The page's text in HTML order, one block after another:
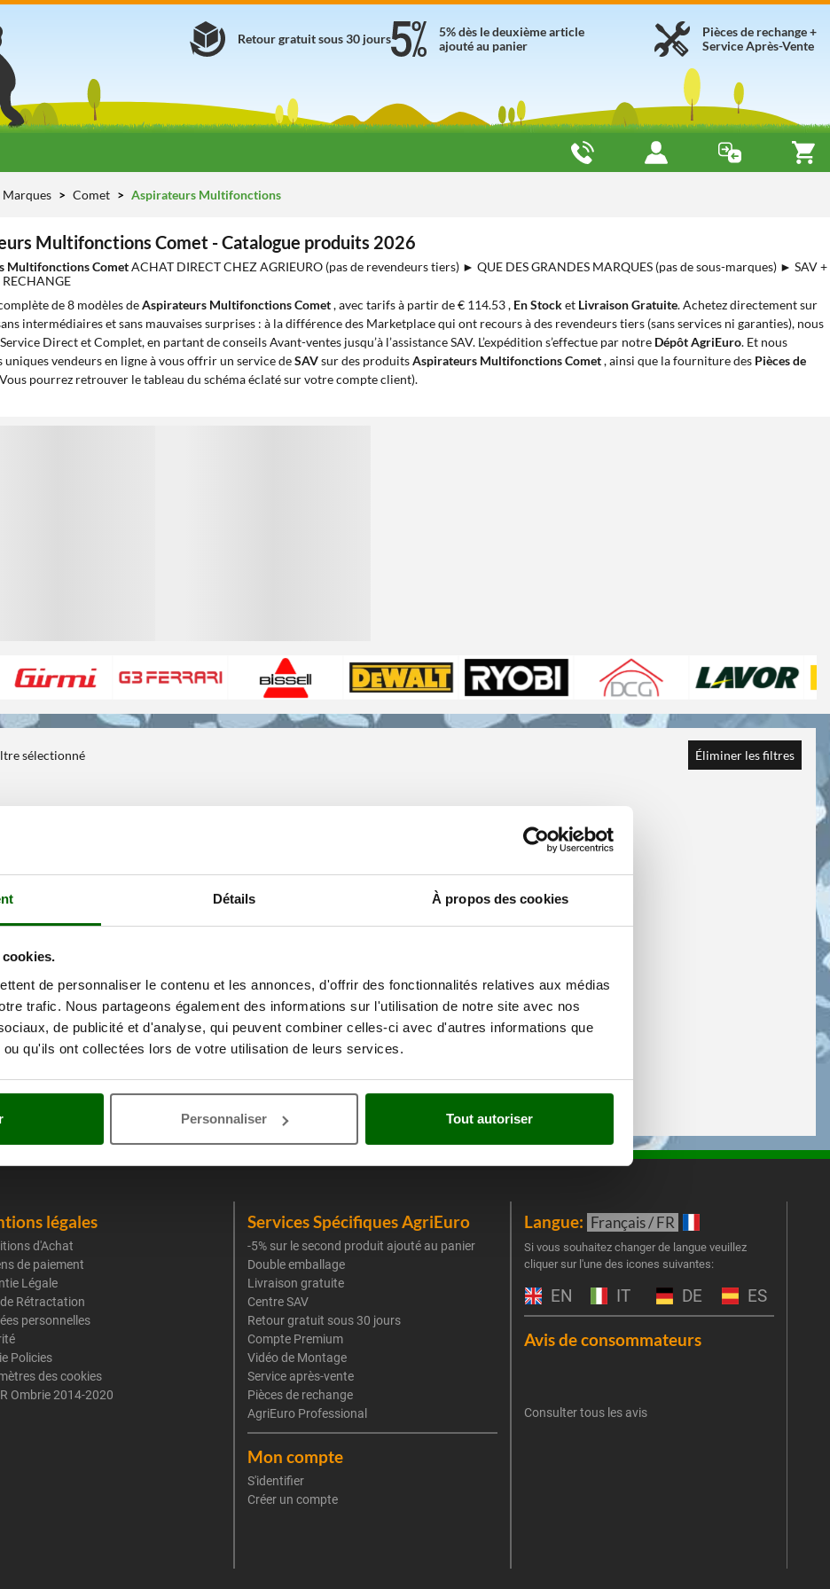
Détails À propos des cookies
de personnaliser le contenu et les annonces, d'offrir des fonctionnalités relatives aux médias
trafic. Nous partageons également des informations sur l'utilisation de notre site avec nos
de publicité et d'analyse, qui peuvent combiner celles-ci avec d'autres informations que
qu'ils ont collectées lors de votre utilisation de leurs services.
Personnaliser Tout autoriser
Pièces de rechange +
Service Après-Vente
5% dès le deuxième article
ajouté au panier
Retour gratuit sous 30 jours
Marques Comet Aspirateurs Multifonctions
Multifonctions Comet - Catalogue produits 2026
Multifonctions CometACHAT DIRECT CHEZ AGRIEURO (pas de revendeurs tiers) ► QUE DES GRANDES MARQUES (pas de sous-marques) ► SAV +
RECHANGE
de 8 modèles deAspirateurs Multifonctions Comet, avec tarifs à partir de € 114.53 , En Stocket Livraison Gratuite. Achetez directement sur
intermédiaires et sans mauvaises surprises : à la différence des Marketplace qui ont recours à des revendeurs tiers (sans services ni garanties), nous
Direct et Complet, en partant de conseils Avant-ventes jusqu’à l’assistance SAV. L’expédition s’effectue par notre Dépôt AgriEuro. Et nous
uniques vendeurs en ligne à vous offrir un service deSAVsur des produitsAspirateurs Multifonctions Comet, ainsi que la fourniture des Pièces de
pourrez retrouver le tableau du schéma éclaté sur votre compte client).
sélectionné Éliminer les filtres
légales
d'Achat
de paiement
Légale
Rétractation
personnelles
Policies
des cookies
Ombrie 2014-2020
Services Spécifiques AgriEuro
-5% sur le second produit ajouté au panier
Double emballage
Livraison gratuite
Centre SAV
Retour gratuit sous 30 jours
Compte Premium
Vidéo de Montage
Service après-vente
Pièces de rechange
AgriEuro Professional
Mon compte
S'identifier
Créer un compte
Langue: Français / FR
Si vous souhaitez changer de langue veuillez
cliquer sur l'une des icones suivantes:
EN IT DE ES
Avis de consommateurs
Consulter tous les avis